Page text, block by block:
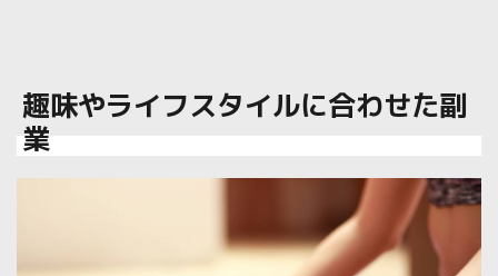
趣味やライフスタイルに合わせた副
業